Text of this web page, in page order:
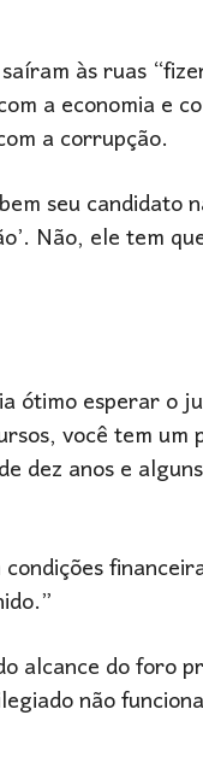
às ruas
a economia e
a corrupção.
seu candidato
Não, ele tem
ótimo esperar o
você tem um
dez anos e
alcance do foro
não